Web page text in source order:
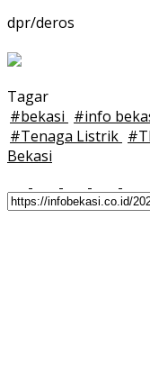
dpr/deros
Tagar
#bekasi #info
#Tenaga Listrik #
Bekasi